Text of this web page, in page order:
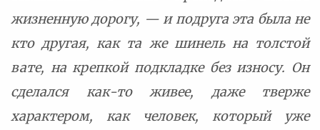
жизненную дорогу, — и подруга эта была не
кто другая, как та же шинель на толстой
вате, на крепкой подкладке без износу. Он
сделался как-то живее, даже тверже
характером, как человек, который уже